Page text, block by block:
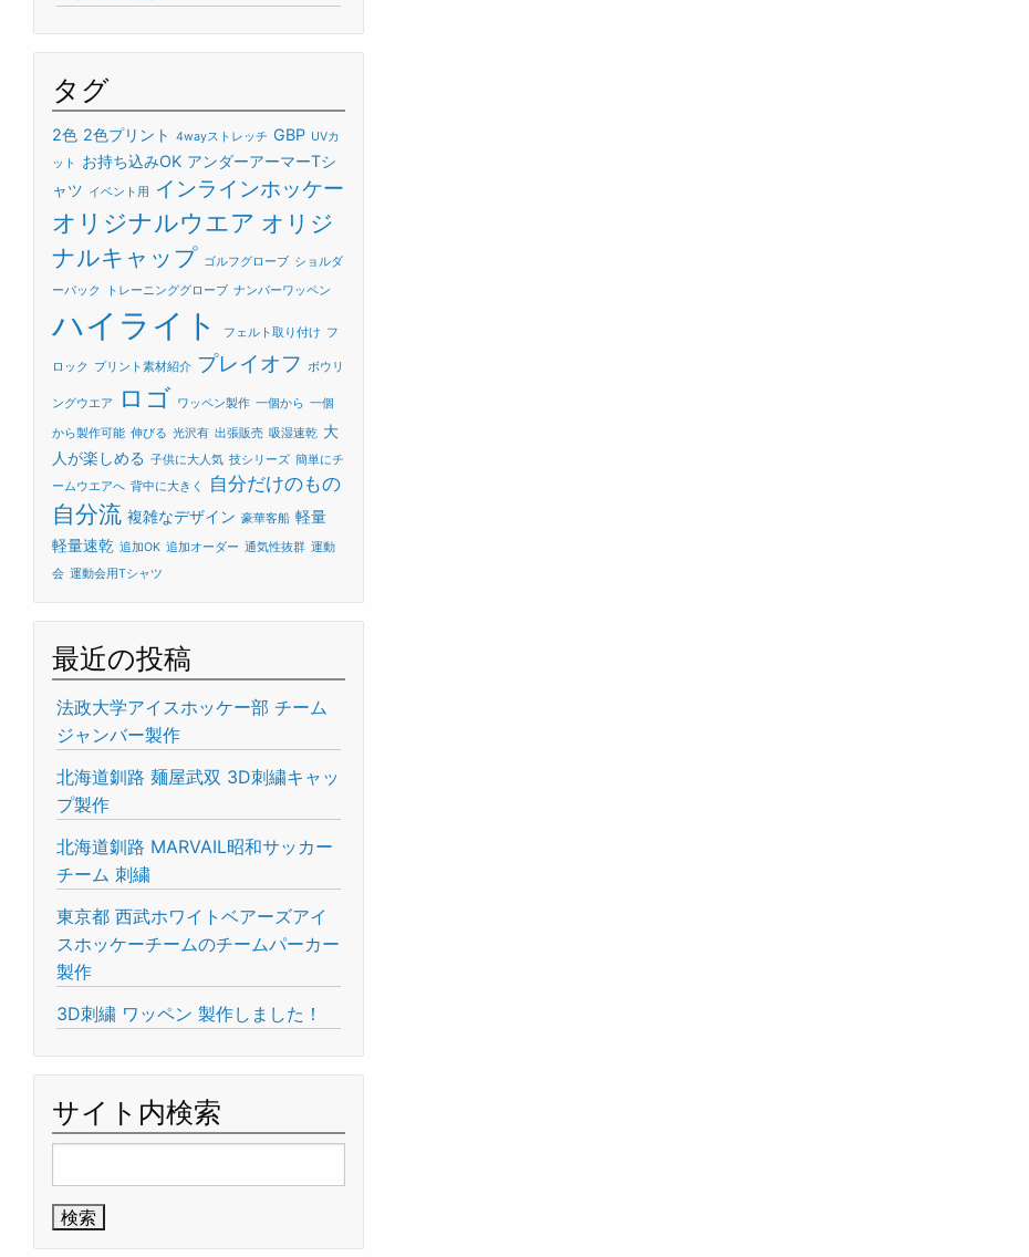
タグ
2色 2色プリント 4wayストレッチ GBP UVカ
ット
お持ち込みOK アンダーアーマーTシ
ャツ イベント用 インラインホッケー
オリジナルウエア オリジ
ナルキャップ ゴルフグローブ ショルダ
ーバック
トレーニンググローブ ナンバーワッペン
ハイライト フェルト取り付け フ
ロック プリント素材紹介 プレイオフ ボウリ
ングウエア ロゴ ワッペン製作 一個から 一個
から製作可能 伸びる 光沢有 出張販売 吸湿速乾 大
人が楽しめる 子供に大人気 技シリーズ 簡単にチ
ームウエアへ 背中に大きく 自分だけのもの
自分流 複雑なデザイン 豪華客船 軽量
軽量速乾 追加OK 追加オーダー 通気性抜群 運動
会 運動会用Tシャツ
最近の投稿
法政大学アイスホッケー部 チーム
ジャンバー製作
北海道釧路 麺屋武双 3D刺繍キャッ
プ製作
北海道釧路 MARVAIL昭和サッカー
チーム 刺繍
東京都 西武ホワイトベアーズアイ
スホッケーチームのチームパーカー
製作
3D刺繍 ワッペン 製作しました！
サイト内検索
索: